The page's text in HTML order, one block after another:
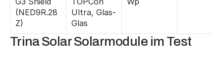
(NED9R.28
Z)
Ultra, Glas-
Glas
Trina Solar Solarmodule im Test